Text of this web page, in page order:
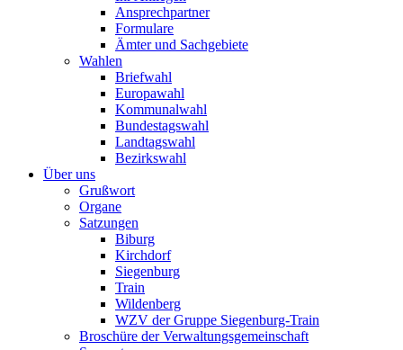
Ansprechpartner
Formulare
Ämter und Sachgebiete
Wahlen
Briefwahl
Europawahl
Kommunalwahl
Bundestagswahl
Landtagswahl
Bezirkswahl
Über uns
Grußwort
Organe
Satzungen
Biburg
Kirchdorf
Siegenburg
Train
Wildenberg
WZV der Gruppe Siegenburg-Train
Broschüre der Verwaltungsgemeinschaft